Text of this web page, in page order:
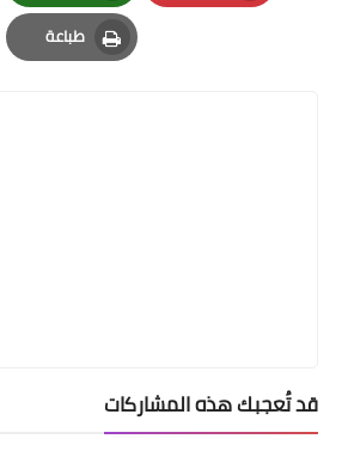
Pinterest
Whatsapp
طباعة
Print
قد تُعجبك هذه المشاركات